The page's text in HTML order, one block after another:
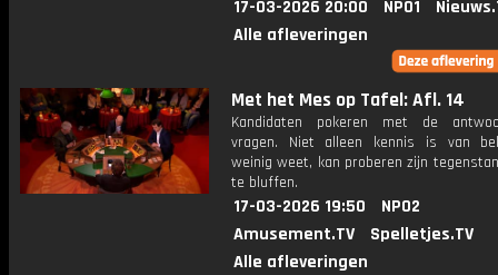
17-03-2026 20:00 NPO1
Alle afleveringen
Met het Mes op Tafel: Afl. 14
Kandidaten pokeren met de
vragen. Niet alleen kennis is van
weinig weet, kan proberen zijn
te bluffen.
17-03-2026 19:50
NPO2
Amusement.TV
Spelletjes.TV
Alle afleveringen